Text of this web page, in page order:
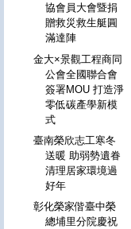
協會員大會暨捐
贈救災救生艇圓
滿達陣
金大×景觀工程商同
公會全國聯合會
簽署MOU 打造淨
零低碳產學新模
式
臺南榮欣志工寒冬
送暖 助弱勢遺眷
清理居家環境過
好年
彰化榮家偕臺中榮
總埔里分院慶祝